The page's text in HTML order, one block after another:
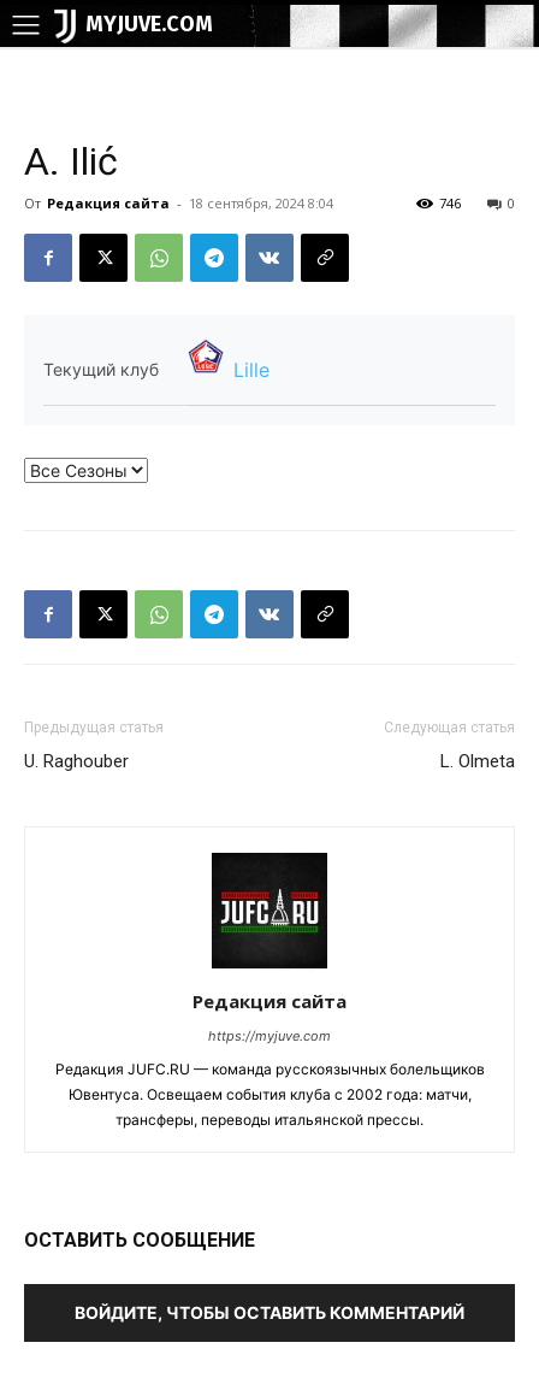
MYJUVE.COM
A. Ilić
От Редакция сайта - 18 сентября, 2024 8:04 0
746
Текущий клуб Lille
Предыдущая статья
U. Raghouber
Следующая статья
L. Olmeta
Редакция сайта
https://myjuve.com
Редакция JUFC.RU — команда русскоязычных болельщиков
Ювентуса. Освещаем события клуба с 2002 года: матчи,
трансферы, переводы итальянской прессы.
ОСТАВИТЬ СООБЩЕНИЕ
ВОЙДИТЕ, ЧТОБЫ ОСТАВИТЬ КОММЕНТАРИЙ